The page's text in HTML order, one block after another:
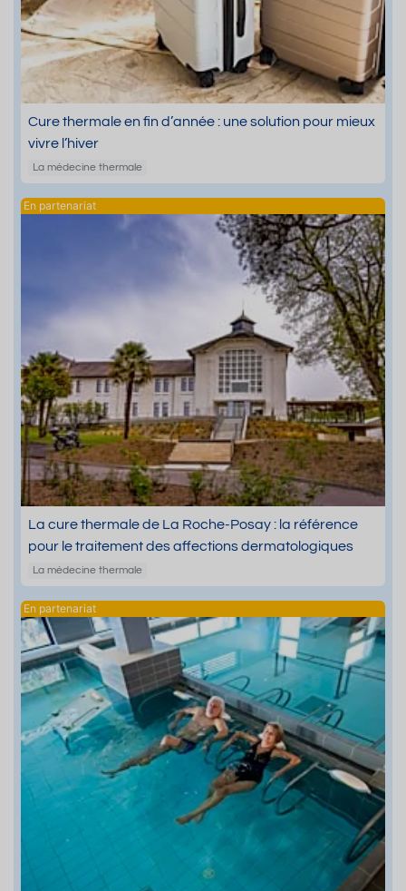
Cure thermale en fin d’année : une solution pour mieux
vivre l’hiver
La médecine thermale
La cure thermale de La Roche-Posay : la référence
pour le traitement des affections dermatologiques
La médecine thermale